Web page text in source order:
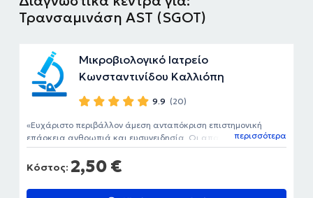
Τρανσαμινάση AST (SGOT)
Μικροβιολογικό Ιατρείο
Κωνσταντινίδου Καλλιόπη
9.9 (20)
Κόστος: 2,50 €
Ευχάριστο περιβάλλον άμεση ανταπόκριση επιστημονική
επάρκεια ανθρωπιά και ευσυνειδησία. Οι απαραίτητες
προϋποθέσεις για μια αιματολογική εξέταση χωρίς στρες . Να
επιλέγετε το συγκεκριμένο διαγνωστικό κέντρο. Ξέρουν τι
περισσότερα